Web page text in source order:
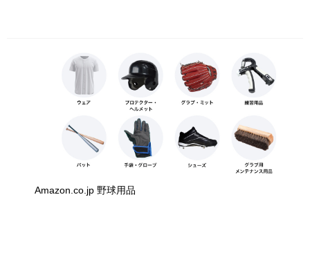
Amazon.co.jp 野球用品